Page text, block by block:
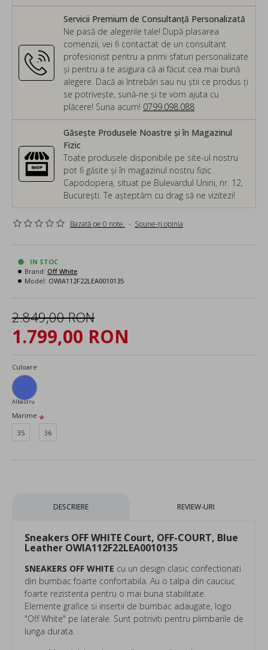
Servicii Premium de Consultanță Personalizată
Ne pasă de alegerile tale! După plasarea
comenzii, vei fi contactat de un consultant
profesionist pentru a primi sfaturi personalizate
și pentru a te asigura că ai făcut cea mai bună
alegere. Dacă ai întrebări sau nu știi ce produs ți
se potrivește, sună-ne și te vom ajuta cu
plăcere! Suna acum! 0799.098.088
Găsește Produsele Noastre și în Magazinul
Fizic
Toate produsele disponibile pe site-ul nostru
pot fi găsite și în magazinul nostru fizic
Capodopera, situat pe Bulevardul Unirii, nr. 12,
București. Te așteptăm cu drag să ne vizitezi!
Bazată pe 0 note. - Spune-ţi opinia
1.799,00 RON
2.849,00 RON
IN STOC
Brand: Off White
Model: OWIA112F22LEA0010135
Culoare
Albastru
Marime
35
36
DESCRIERE REVIEW-URI
Sneakers OFF WHITE Court, OFF-COURT, Blue
Leather OWIA112F22LEA0010135
SNEAKERS OFF WHITE cu un design clasic confectionati
din bumbac foarte confortabila. Au o talpa din cauciuc
foarte rezistenta pentru o mai buna stabilitate.
Elemente grafice si insertii de bumbac adaugate, logo
"Off White" pe laterale. Sunt potriviti pentru plimbarile de
lunga durata.